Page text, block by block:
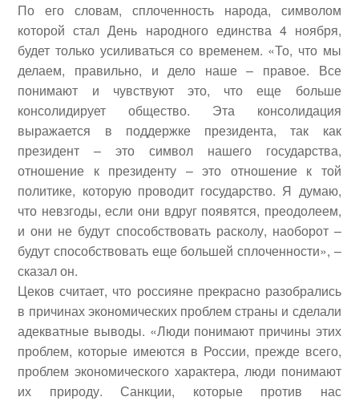
По его словам, сплоченность народа, символом
которой стал День народного единства 4 ноября,
будет только усиливаться со временем. «То, что мы
делаем, правильно, и дело наше – правое. Все
понимают и чувствуют это, что еще больше
консолидирует общество. Эта консолидация
выражается в поддержке президента, так как
президент – это символ нашего государства,
отношение к президенту – это отношение к той
политике, которую проводит государство. Я думаю,
что невзгоды, если они вдруг появятся, преодолеем,
и они не будут способствовать расколу, наоборот –
будут способствовать еще большей сплоченности», –
сказал он.
Цеков считает, что россияне прекрасно разобрались
в причинах экономических проблем страны и сделали
адекватные выводы. «Люди понимают причины этих
проблем, которые имеются в России, прежде всего,
проблем экономического характера, люди понимают
их природу. Санкции, которые против нас